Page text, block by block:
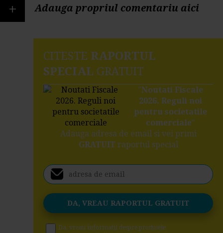
+ Adauga propriul comentariu aici
CITESTE RAPORTUL
SPECIAL GRATUIT
"Noutati Fiscale
2026. Reguli noi
pentru societatile
comerciale"
Adauga adresa de email si vei primi
GRATUITraportul special
Da, vreau informatii despre produsele